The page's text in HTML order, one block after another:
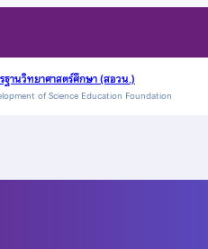
านวิทยาศาสตร์ศึกษา (สอวน.)
of Science Education Foundation